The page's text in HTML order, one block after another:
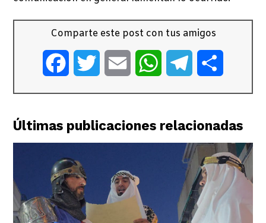
Comparte este post con tus amigos
FacebookTwitter Email WhatsAppTelegram
Últimas publicaciones relacionadas